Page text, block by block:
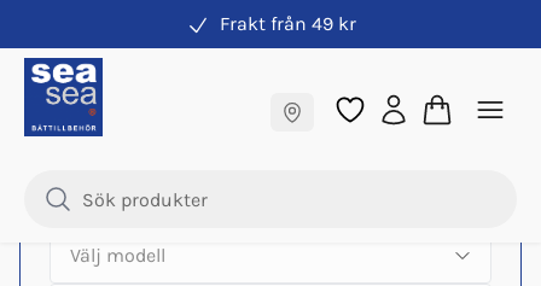
Frakt från 49 kr
Samma pris online & i butik
Hitta rätt produkter till din båtmotor